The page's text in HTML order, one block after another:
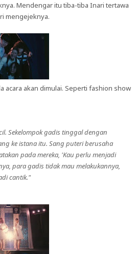
Mendengar itu tiba-tiba Inari tertawa
mengejeknya.
acara akan dimulai. Seperti fashion show
Sekelompok gadis tinggal dengan
ke istana itu. Sang puteri berusaha
pada mereka, 'Kau perlu menjadi
para gadis tidak mau melakukannya,
cantik."